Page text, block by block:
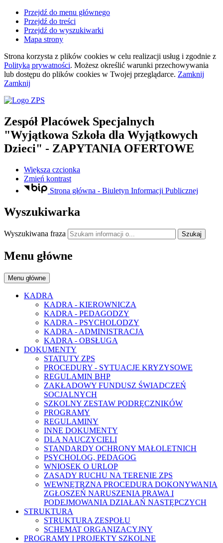
Przejdź do menu głównego
Przejdź do treści
Przejdź do wyszukiwarki
Mapa strony
Strona korzysta z plików cookies w celu realizacji usług i zgodnie z
Polityką prywatności. Możesz określić warunki przechowywania
lub dostępu do plików cookies w Twojej przeglądarce. Zamknij
Zamknij
Zespół Placówek Specjalnych
"Wyjątkowa Szkoła dla Wyjątkowych
Dzieci" - ZAPYTANIA OFERTOWE
Większa czcionka
Zmień kontrast
Strona główna - Biuletyn Informacji Publicznej
Wyszukiwarka
Wyszukiwana fraza Szukaj
Menu główne
Menu główne
KADRA
KADRA - KIEROWNICZA
KADRA - PEDAGODZY
KADRA - PSYCHOLODZY
KADRA - ADMINISTRACJA
KADRA - OBSŁUGA
DOKUMENTY
STATUTY ZPS
PROCEDURY - SYTUACJE KRYZYSOWE
REGULAMIN BHP
ZAKŁADOWY FUNDUSZ ŚWIADCZEŃ
SOCJALNYCH
SZKOLNY ZESTAW PODRĘCZNIKÓW
PROGRAMY
REGULAMINY
INNE DOKUMENTY
DLA NAUCZYCIELI
STANDARDY OCHRONY MAŁOLETNICH
PSYCHOLOG, PEDAGOG
WNIOSEK O URLOP
ZASADY RUCHU NA TERENIE ZPS
WEWNĘTRZNA PROCEDURA DOKONYWANIA
ZGŁOSZEŃ NARUSZENIA PRAWA I
PODEJMOWANIA DZIAŁAŃ NASTĘPCZYCH
STRUKTURA
STRUKTURA ZESPOŁU
SCHEMAT ORGANIZACYJNY
PROGRAMY I PROJEKTY SZKOLNE